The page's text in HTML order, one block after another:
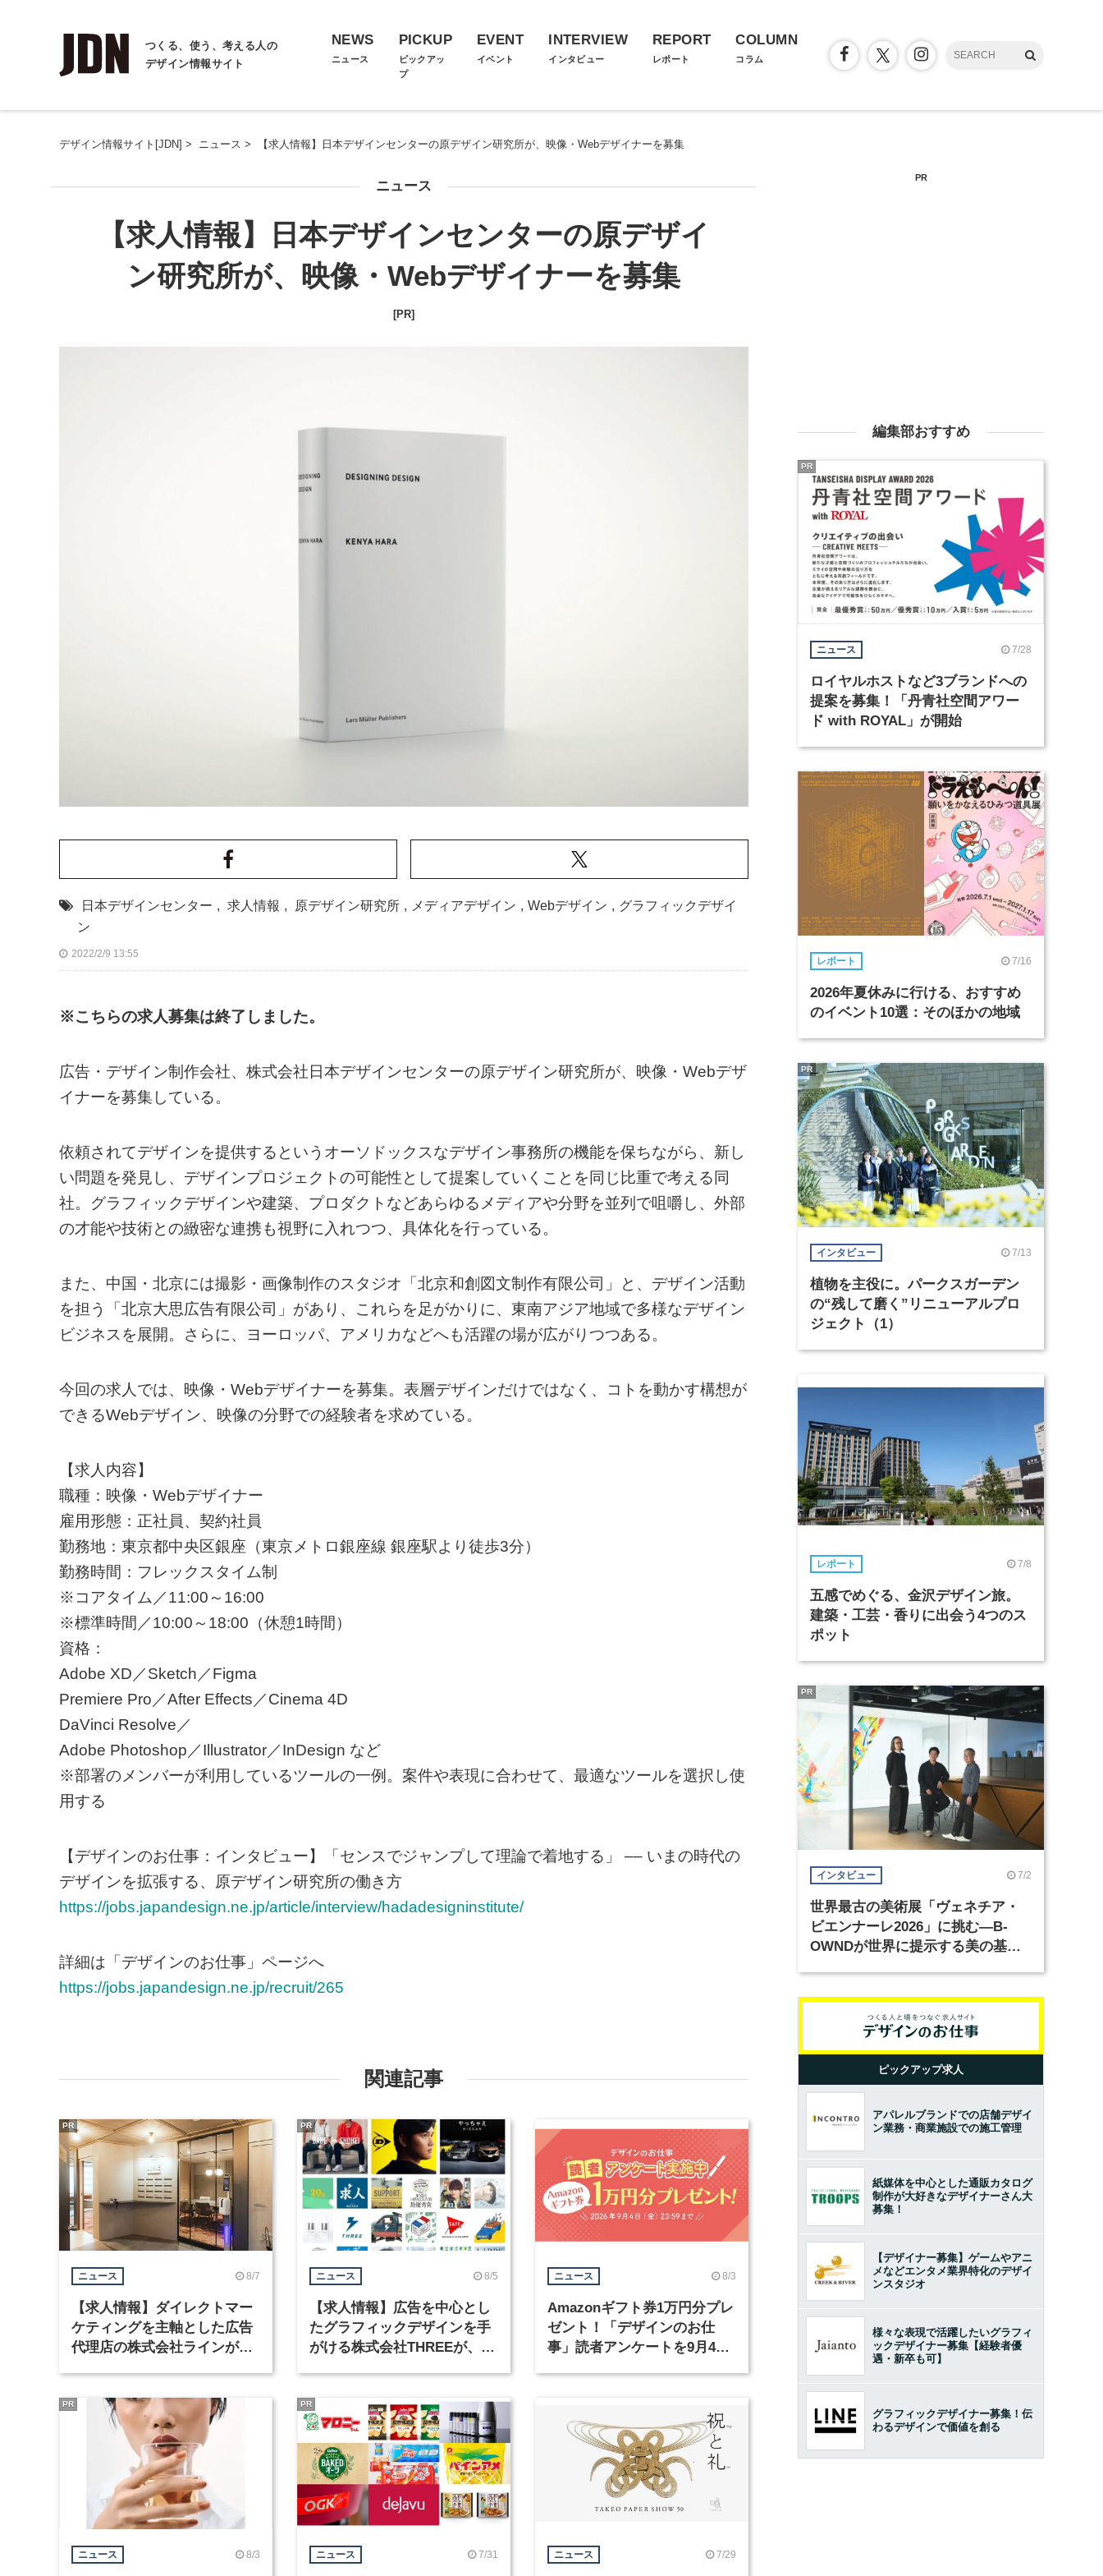
つくる、使う、考える人の
デザイン情報サイト
NEWS
ニュース
PICKUP
ピックアッ
プ
EVENT
イベント
INTERVIEW
インタビュー
REPORT
レポート
COLUMN
コラム
デザイン情報サイト[JDN] > ニュース > 【求人情報】日本デザインセンターの原デザイン研究所が、映像・Webデザイナーを募集
ニュース
【求人情報】日本デザインセンターの原デザイ
ン研究所が、映像・Webデザイナーを募集
[PR]
日本デザインセンター , 求人情報 , 原デザイン研究所 , メディアデザイン , Webデザイン , グラフィックデザイ
ン
2022/2/9 13:55
※こちらの求人募集は終了しました。
広告・デザイン制作会社、株式会社日本デザインセンターの原デザイン研究所が、映像・Webデザ
イナーを募集している。
依頼されてデザインを提供するというオーソドックスなデザイン事務所の機能を保ちながら、新し
い問題を発見し、デザインプロジェクトの可能性として提案していくことを同じ比重で考える同
社。グラフィックデザインや建築、プロダクトなどあらゆるメディアや分野を並列で咀嚼し、外部
の才能や技術との緻密な連携も視野に入れつつ、具体化を行っている。
また、中国・北京には撮影・画像制作のスタジオ「北京和創図文制作有限公司」と、デザイン活動
を担う「北京大思広告有限公司」があり、これらを足がかりに、東南アジア地域で多様なデザイン
ビジネスを展開。さらに、ヨーロッパ、アメリカなどへも活躍の場が広がりつつある。
今回の求人では、映像・Webデザイナーを募集。表層デザインだけではなく、コトを動かす構想が
できるWebデザイン、映像の分野での経験者を求めている。
【求人内容】
職種：映像・Webデザイナー
雇用形態：正社員、契約社員
勤務地：東京都中央区銀座（東京メトロ銀座線 銀座駅より徒歩3分）
勤務時間：フレックスタイム制
※コアタイム／11:00～16:00
※標準時間／10:00～18:00（休憩1時間）
資格：
Adobe XD／Sketch／Figma
Premiere Pro／After Effects／Cinema 4D
DaVinci Resolve／
Adobe Photoshop／Illustrator／InDesign など
※部署のメンバーが利用しているツールの一例。案件や表現に合わせて、最適なツールを選択し使
用する
【デザインのお仕事：インタビュー】「センスでジャンプして理論で着地する」 –– いまの時代の
デザインを拡張する、原デザイン研究所の働き方
https://jobs.japandesign.ne.jp/article/interview/hadadesigninstitute/
詳細は「デザインのお仕事」ページへ
https://jobs.japandesign.ne.jp/recruit/265
関連記事
ニュース 8/7
【求人情報】ダイレクトマー
ケティングを主軸とした広告
代理店の株式会社ラインが、
PR
ニュース 8/5
【求人情報】広告を中心とし
たグラフィックデザインを手
がける株式会社THREEが、グ
PR
ニュース 8/3
Amazonギフト券1万円分プレ
ゼント！「デザインのお仕
事」読者アンケートを9月4日
ニュース 8/3
PR
ニュース 7/31
PR
ニュース 7/29
PR
編集部おすすめ
ニュース 7/28
ロイヤルホストなど3ブランドへの
提案を募集！「丹青社空間アワー
ド with ROYAL」が開始
PR
レポート 7/16
2026年夏休みに行ける、おすすめ
のイベント10選：そのほかの地域
インタビュー 7/13
植物を主役に。パークスガーデン
の“残して磨く”リニューアルプロ
ジェクト（1）
PR
レポート 7/8
五感でめぐる、金沢デザイン旅。
建築・工芸・香りに出会う4つのス
ポット
インタビュー 7/2
世界最古の美術展「ヴェネチア・
ビエンナーレ2026」に挑む―B-
OWNDが世界に提示する美の基準
PR
ピックアップ求人
アパレルブランドでの店舗デザイ
ン業務・商業施設での施工管理
紙媒体を中心とした通販カタログ
制作が大好きなデザイナーさん大
募集！
【デザイナー募集】ゲームやアニ
メなどエンタメ業界特化のデザイ
ンスタジオ
様々な表現で活躍したいグラフィ
ックデザイナー募集【経験者優
遇・新卒も可】
グラフィックデザイナー募集！伝
わるデザインで価値を創る